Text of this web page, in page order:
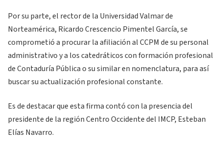
Por su parte, el rector de la Universidad Valmar de
Norteamérica, Ricardo Crescencio Pimentel García, se
comprometió a procurar la afiliación al CCPM de su personal
administrativo y a los catedráticos con formación profesional
de Contaduría Pública o su similar en nomenclatura, para así
buscar su actualización profesional constante.
Es de destacar que esta firma contó con la presencia del
presidente de la región Centro Occidente del IMCP, Esteban
Elías Navarro.